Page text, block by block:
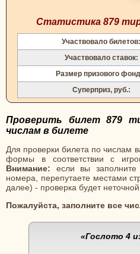
Статистика 879
Участвовало билетов:
Участвовало ставок:
Размер призового
Суперприз, руб.:
Проверить билет 879
числам в билете
Для проверки билета по числам
формы в соответствии с
Внимание: если вы
номера, перепутаете местами
далее) - проверка будет
Пожалуйста, заполните все
«Гослото 4